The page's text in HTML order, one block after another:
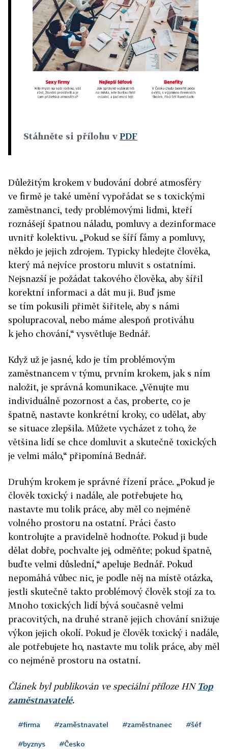
Stáhněte si přílohu vPDF
Důležitým krokem v budování dobré atmosféry
ve firmě je také umění vypořádat se s toxickými
zaměstnanci, tedy problémovými lidmi, kteří
roznášejí špatnou náladu, pomluvy a dezinformace
uvnitř kolektivu. „Pokud se šíří fámy a pomluvy,
někdo je jejich zdrojem. Typicky hledejte člověka,
který má nejvíce prostoru mluvit s ostatními.
Nejsnazší je požádat takového člověka, aby šířil
korektní informaci a dát mu ji. Buď jsme
se tím pokusili přimět šiřitele, aby s námi
spolupracoval, nebo máme alespoň protiváhu
k jeho chování,“ vysvětluje Bednář.
Když už je jasné, kdo je tím problémovým
zaměstnancem v týmu, prvním krokem, jak s ním
naložit, je správná komunikace. „Věnujte mu
individuálně pozornost a čas, proberte, co je
špatně, nastavte konkrétní kroky, co udělat, aby
se situace zlepšila. Můžete vycházet z toho, že
většina lidí se chce domluvit a skutečně toxických
je velmi málo,“ připomíná Bednář.
Druhým krokem je správné řízení práce. „Pokud je
člověk toxický i nadále, ale potřebujete ho,
nastavte mu tolik práce, aby měl co nejméně
volného prostoru na ostatní. Práci často
kontrolujte a pravidelně hodnoťte. Pokud ji bude
dělat dobře, pochvalte jej, odměňte; pokud špatně,
buďte velmi důslední,“ apeluje Bednář. Pokud
nepomáhá vůbec nic, je podle něj na místě otázka,
jestli skutečně takto problémový člověk stojí za to.
Mnoho toxických lidí bývá současně velmi
pracovitých, na druhé straně jejich chování snižuje
výkon jejich okolí. Pokud je člověk toxický i nadále,
ale potřebujete ho, nastavte mu tolik práce, aby měl
co nejméně prostoru na ostatní.
Článek byl publikován ve speciální příloze HNTop
zaměstnavatelé.
#firma #zaměstnavatel #zaměstnanec #šéf
#byznys #Česko